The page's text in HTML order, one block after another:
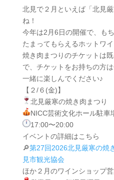
北見で２月といえば「北見
ね！
今年は2月6日の開催で、も
たまってもらえるホットワ
焼き肉まつりのチケットは
で、チケットをお持ちの方
一緒に楽しんでください♪
【２/６(金)】
北見厳寒の焼き肉まつり
NICC芸術文化ホール駐車
17:00〜20:00
イベントの詳細はこちら
🔎第27回2026北見厳寒の焼
見市観光協会
ほか２月のワインショップ